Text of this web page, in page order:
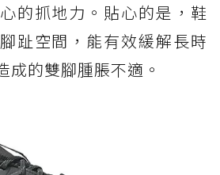
的抓地力。貼心的是，鞋
趾空間，能有效緩解長時
成的雙腳腫脹不適。